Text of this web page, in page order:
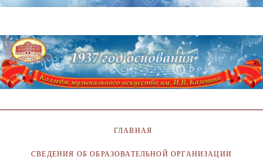
ГЛАВНАЯ
СВЕДЕНИЯ ОБ ОБРАЗОВАТЕЛЬНОЙ ОРГАНИЗАЦИИ